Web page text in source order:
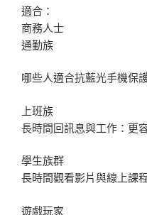
適合：
商務人士
通勤族
哪些人適合抗藍光手機保
上班族
長時間回訊息與工作：更
學生族群
長時間觀看影片與線上課
遊戲玩家